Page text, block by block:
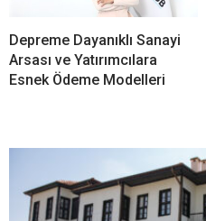
Depreme Dayanıklı Sanayi
Arsası ve Yatırımcılara
Esnek Ödeme Modelleri